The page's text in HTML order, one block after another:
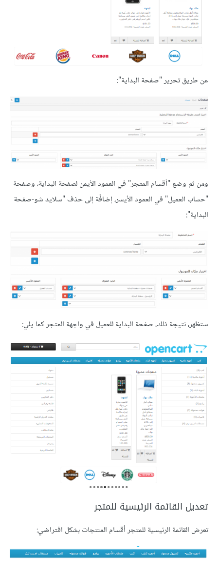
عن طريق تحرير "صفحة البداية":
ومن ثم وضع "أقسام المتجر" في العمود الأيمن لصفحة البداية، وصفحة
"حساب العميل" في العمود الأيسر، إضافًة إلى حذف "سلايد شو-صفحة
البداية":
ستظهر، نتيجة ذلك، صفحة البداية للعميل في واجهة المتجر كما يلي:
تعديل القائمة الرئيسية للمتجر
تعرض القائمة الرئيسية للمتجر أقسام المنتجات بشكل افتراضي: